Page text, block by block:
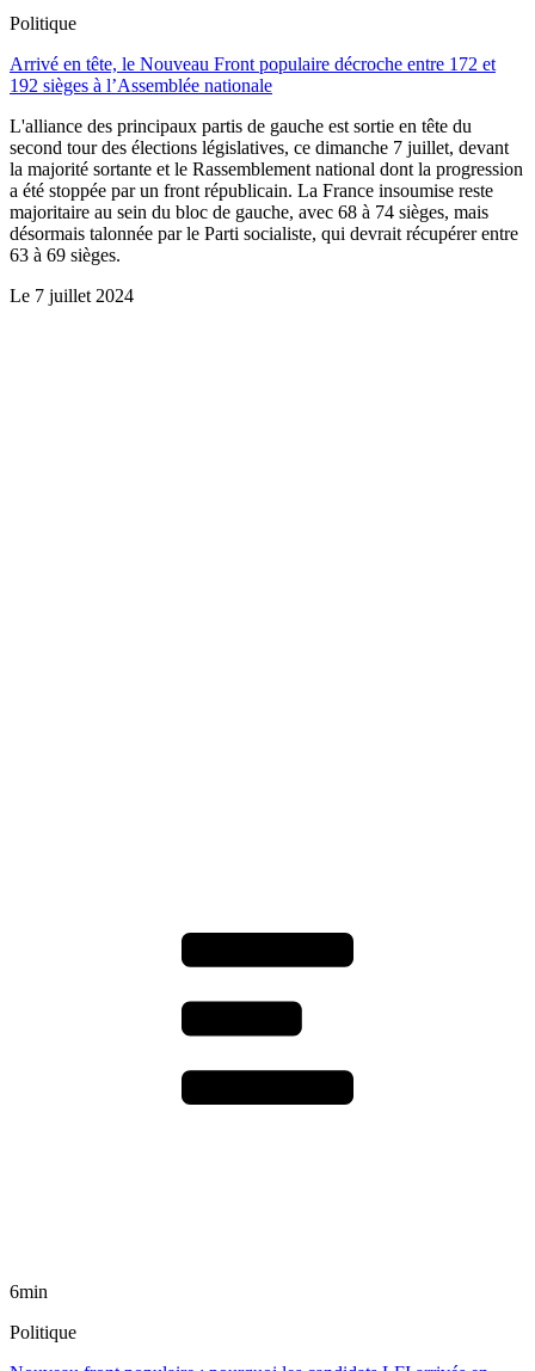
Politique
Arrivé en tête, le Nouveau Front populaire décroche entre 172 et
192 sièges à l’Assemblée nationale
L'alliance des principaux partis de gauche est sortie en tête du
second tour des élections législatives, ce dimanche 7 juillet, devant
la majorité sortante et le Rassemblement national dont la progression
a été stoppée par un front républicain. La France insoumise reste
majoritaire au sein du bloc de gauche, avec 68 à 74 sièges, mais
désormais talonnée par le Parti socialiste, qui devrait récupérer entre
63 à 69 sièges.
Le 7 juillet 2024
6min
Politique